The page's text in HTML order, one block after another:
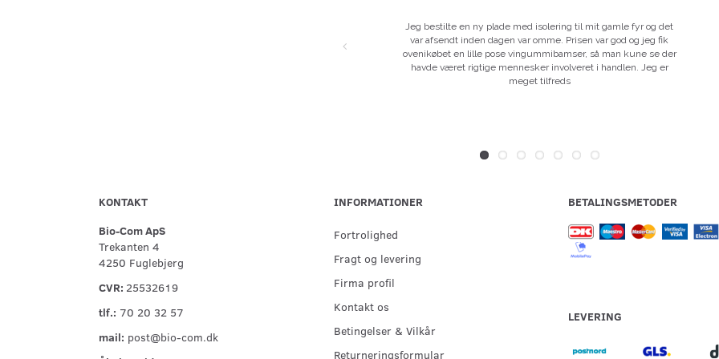
Jeg bestilte en ny plade med isolering til mit gamle fyr og det
var afsendt inden dagen var omme. Prisen var god og jeg fik
ovenikøbet en lille pose vingummibamser, så man kune se der
havde været rigtige mennesker involveret i handlen. Jeg er
meget tilfreds
KONTAKT
Bio-Com ApS
Trekanten 4
4250 Fuglebjerg
CVR: 25532619
tlf.: 70 20 32 57
mail: post@bio-com.dk
INFORMATIONER
Fortrolighed
Fragt og levering
Firma profil
Kontakt os
Betingelser & Vilkår
Returneringsformular
BETALINGSMETODER
LEVERING